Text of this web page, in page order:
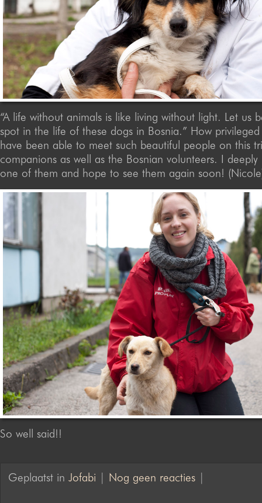
“A life without animals is like living without light. Let us
spot in the life of these dogs in Bosnia.” How
have been able to meet such beautiful people on this
companions as well as the Bosnian volunteers. I deeply
one of them and hope to see them again soon!
So well said!!
Geplaatst in Jofabi Nog geen reacties